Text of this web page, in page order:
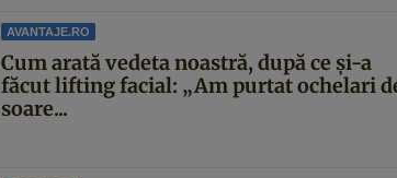
AVANTAJE.RO
Cum arată vedeta noastră, după ce și-a
făcut lifting facial: „Am purtat ochelari
soare...